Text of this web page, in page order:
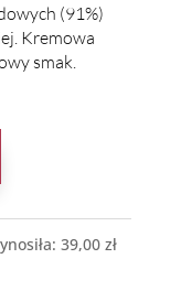
(91%)
Kremowa
smak.
39,00 zł